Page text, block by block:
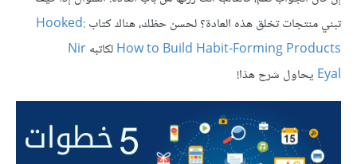
تبني منتجات تخلق هذه العادة؟ لحسن حظك، هناك كتابHooked:
How to Build Habit-Forming ProductsلكاتبهNir
Eyal يحاول شرح هذا!